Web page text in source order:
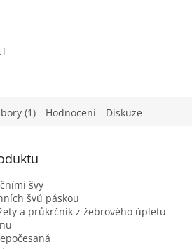
(1) Hodnocení Diskuze
švy
švů páskou
a průkrčník z žebrového úpletu